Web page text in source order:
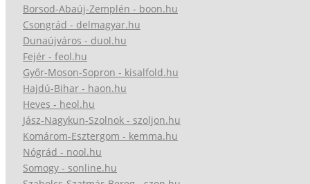
Borsod-Abaúj-Zemplén - boon.hu
Csongrád - delmagyar.hu
Dunaújváros - duol.hu
Fejér - feol.hu
Győr-Moson-Sopron - kisalfold.hu
Hajdú-Bihar - haon.hu
Heves - heol.hu
Jász-Nagykun-Szolnok - szoljon.hu
Komárom-Esztergom - kemma.hu
Nógrád - nool.hu
Somogy - sonline.hu